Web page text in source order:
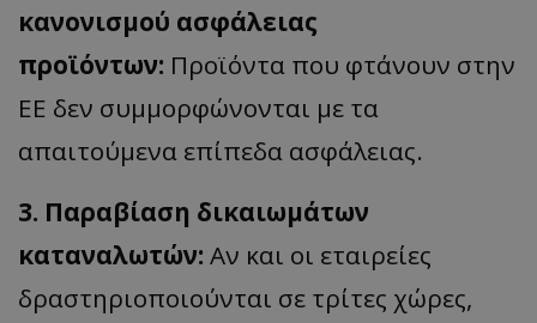
κανονισμού ασφάλειας
προϊόντων: Προϊόντα που φτάνουν στην
ΕΕ δεν συμμορφώνονται με τα
απαιτούμενα επίπεδα ασφάλειας.
3. Παραβίαση δικαιωμάτων
καταναλωτών: Αν και οι εταιρείες
δραστηριοποιούνται σε τρίτες χώρες,